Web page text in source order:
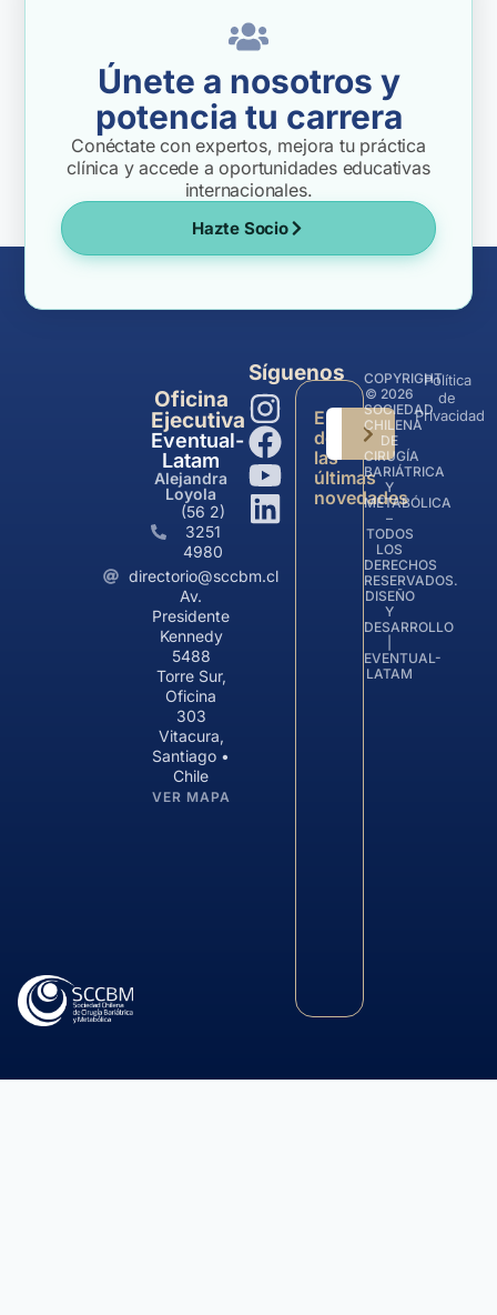
Únete a nosotros y
potencia tu carrera
Conéctate con expertos, mejora tu práctica
clínica y accede a oportunidades educativas
internacionales.
Hazte Socio
Oficina
Ejecutiva
Eventual-
Latam
Alejandra
Loyola
(56 2)
3251
4980
directorio@sccbm.cl
Av.
Presidente
Kennedy
5488
Torre Sur,
Oficina
303
Vitacura,
Santiago •
Chile
VER MAPA
Síguenos
Entérate
de
las
últimas
novedades
COPYRIGHT
© 2026
SOCIEDAD
CHILENA
DE
CIRUGÍA
BARIÁTRICA
Y
METABÓLICA
–
TODOS
LOS
DERECHOS
RESERVADOS.
DISEÑO
Y
DESARROLLO
EVENTUAL-
LATAM
Política
de
Privacidad